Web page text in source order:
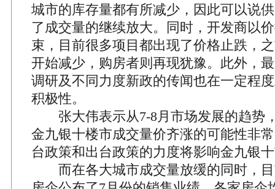
城市的库存量都有所减少，因此可以说
了成交量的继续放大。同时，开发商以
束，目前很多项目都出现了价格止跌，
开始减少，购房者则再现犹豫。此外，
调研及不同力度新政的传闻也在一定程
积极性。
张大伟表示从7-8月市场发展的趋势
金九银十楼市成交量价齐涨的可能性非
台政策和出台政策的力度将影响金九银
而在各大城市成交量放缓的同时，目